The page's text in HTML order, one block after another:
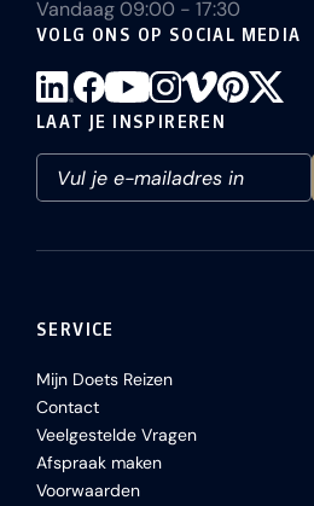
Vandaag 09:00 - 17:30
VOLG ONS OP SOCIAL MEDIA
LAAT JE INSPIREREN
SERVICE
Mijn Doets Reizen
Contact
Veelgestelde Vragen
Afspraak maken
Voorwaarden